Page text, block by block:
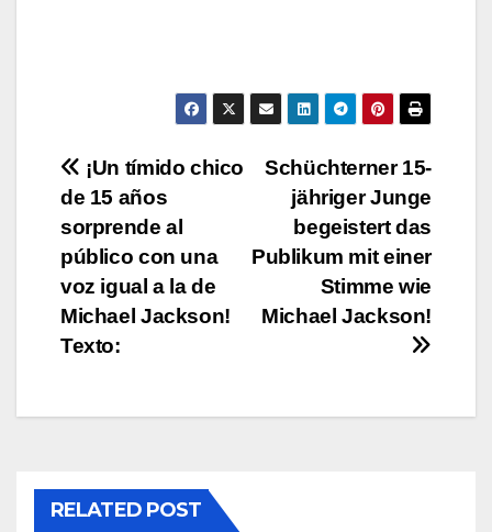
Post
navigation
Schüchterner 15-
jähriger Junge
begeistert das
Publikum mit einer
Stimme wie
Michael Jackson!
¡Un tímido chico
de 15 años
sorprende al
público con una
voz igual a la de
Michael Jackson!
Texto:
RELATED POST